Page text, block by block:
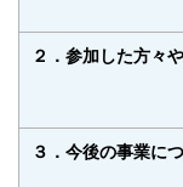
２．参加した方々
３．今後の事業に